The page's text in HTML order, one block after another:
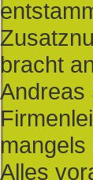
bracht
Andreas
Alles